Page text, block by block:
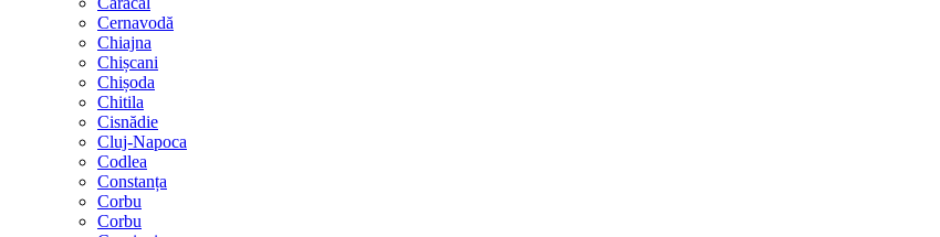
Cernavodă
Chiajna
Chișcani
Chișoda
Chitila
Cisnădie
Cluj-Napoca
Codlea
Constanța
Corbu
Corbu